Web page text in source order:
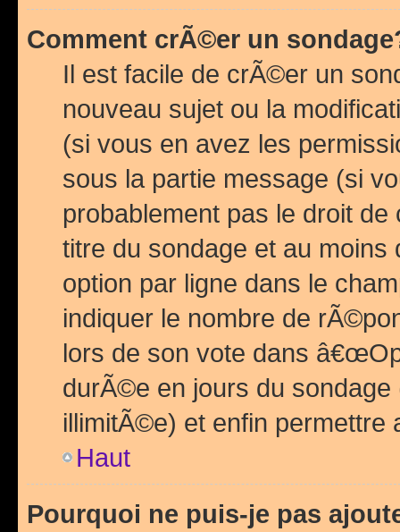
Comment crÃ©er un
Il est facile de crÃ©er un
nouveau sujet ou la
(si vous en avez les
sous la partie message (si
probablement pas le droit
titre du sondage et au
option par ligne dans le
indiquer le nombre de
lors de son vote dans
durÃ©e en jours du
illimitÃ©e) et enfin permettre
Haut
Pourquoi ne puis-je pas